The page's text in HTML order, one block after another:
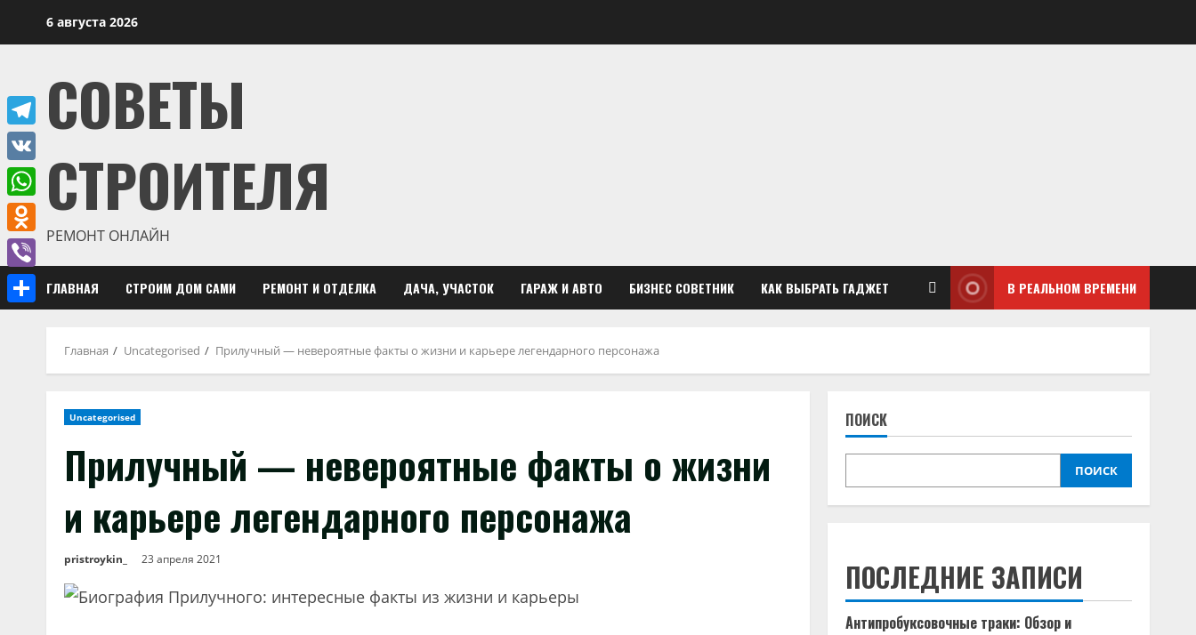
6 августа 2026
СОВЕТЫ
СТРОИТЕЛЯ
РЕМОНТ ОНЛАЙН
ГЛАВНАЯ СТРОИМ ДОМ САМИ РЕМОНТ И ОТДЕЛКА ДАЧА, УЧАСТОК ГАРАЖ И АВТО БИЗНЕС СОВЕТНИК КАК ВЫБРАТЬ ГАДЖЕТ В РЕАЛЬНОМ ВРЕМЕНИ
Главная Uncategorised Прилучный — невероятные факты о жизни и карьере легендарного персонажа
Uncategorised
Прилучный — невероятные факты о жизни
и карьере легендарного персонажа
pristroykin_ 23 апреля 2021
ПОИСК
ПОИСК
ПОСЛЕДНИЕ ЗАПИСИ
Антипробуксовочные траки: Обзор и
Telegram
VK
WhatsApp
Odnoklassniki
Viber